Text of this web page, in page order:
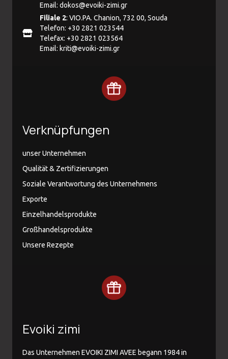
Email: dokos@evoiki-zimi.gr
Filiale 2: VIO.PA. Chanion, 732 00, Souda
Telefon: +30 2821 023544
Telefax: +30 2821 023564
Email: kriti@evoiki-zimi.gr
Verknüpfungen
unser Unternehmen
Qualität & Zertifizierungen
Soziale Verantwortung des Unternehmens
Exporte
Einzelhandelsprodukte
Großhandelsprodukte
Unsere Rezepte
Evoiki zimi
Das Unternehmen EVOIKI ZIMI AVEE begann 1984 in